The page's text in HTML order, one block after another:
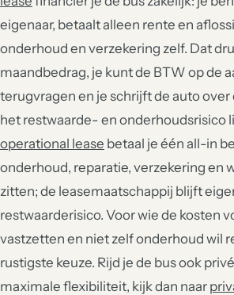
eigenaar, betaalt alleen rente en
onderhoud en verzekering zelf. Dat
maandbedrag, je kunt de BTW op de
terugvragen en je schrijft de auto over
het restwaarde- en onderhoudsrisico
operational lease betaal je één all-in
onderhoud, reparatie, verzekering en
zitten; de leasemaatschappij blijft
restwaarderisico. Voor wie de kosten
vastzetten en niet zelf onderhoud wil
rustigste keuze. Rijd je de bus ook
maximale flexibiliteit, kijk dan naar